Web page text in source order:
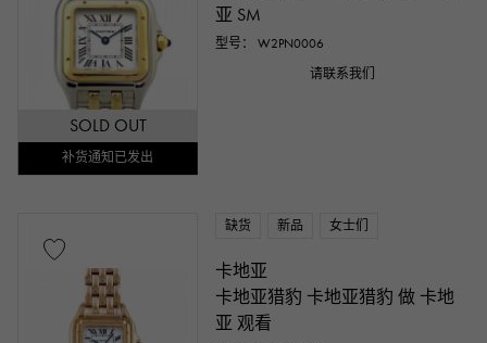
SOLD OUT
补货通知已发出
亚 SM
型号： W2PN0006
请联系我们
缺货 新品 女士们
卡地亚
卡地亚猎豹 卡地亚猎豹 做 卡地
亚 观看